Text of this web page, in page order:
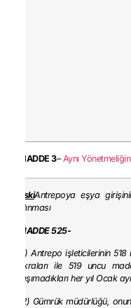
MADDE 3–Aynı
EskiAntrepoya eşya
alınması
MADDE 525-
(1) Antrepo işleticilerinin
fıkraları ile 519 uncu
taşımadıkları her yıl Ocak
(2) Gümrük müdürlüğü,